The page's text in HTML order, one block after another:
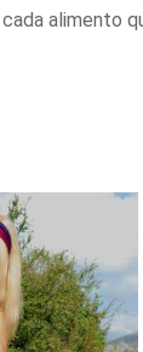
alimento